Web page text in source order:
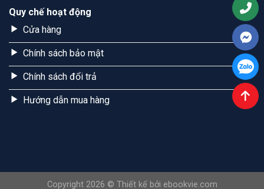
Quy chế hoạt động
Cửa hàng
Chính sách bảo mật
Chính sách đổi trả
Hướng dẫn mua hàng
Copyright 2026 © Thiết kế bởi ebookvie.com